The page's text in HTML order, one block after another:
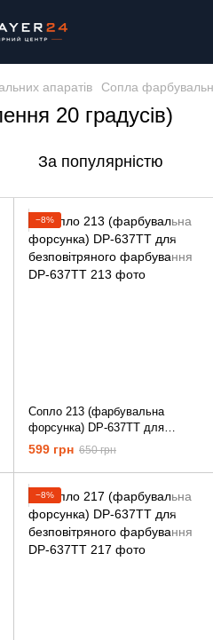
апаратів Сопла
20 градусів)
За популярністю
−8%
Сопло 213 (фарбувальна
форсунка) DP-637TT для
безповітряного фарбування
599 грн 650 грн
−8%